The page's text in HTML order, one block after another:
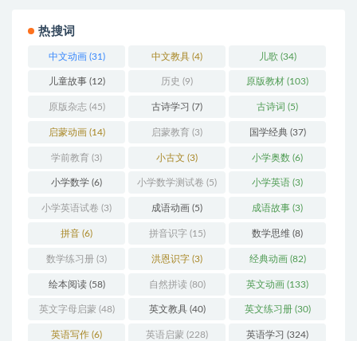
热搜词
中文动画(31) 中文教具 (4) 儿歌 (34)
儿童故事(12) 历史 (9) 原版教材 (103)
原版杂志(45) 古诗学习 (7) 古诗词 (5)
启蒙动画(14) 启蒙教育 (3) 国学经典(37)
学前教育 (3) 小古文 (3) 小学奥数 (6)
小学数学 (6) 小学数学测试卷 (5) 小学英语 (3)
小学英语试卷 (3) 成语动画 (5) 成语故事 (3)
拼音 (6) 拼音识字 (15) 数学思维 (8)
数学练习册 (3) 洪恩识字 (3) 经典动画(82)
绘本阅读(58) 自然拼读 (80) 英文动画 (133)
英文字母启蒙 (48) 英文教具(40) 英文练习册(30)
英语写作 (6) 英语启蒙 (228) 英语学习 (324)